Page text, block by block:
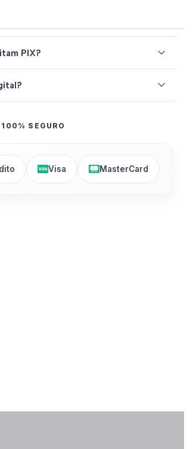
PIX?
SEGURO
Visa MasterCard